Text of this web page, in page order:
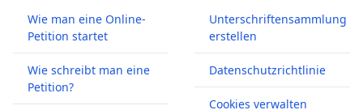
Wie man eine Online-
Petition startet
Wie schreibt man eine
Petition?
Unterschriftensammlung
erstellen
Datenschutzrichtlinie
Cookies verwalten